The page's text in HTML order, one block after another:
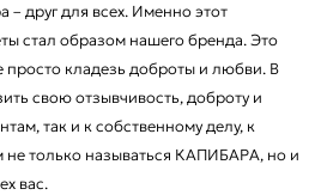
друг для всех. Именно этот
стал образом нашего бренда. Это
кладезь доброты и любви. В
свою отзывчивость, доброту и
так и к собственному делу, к
только называться КАПИБАРА, но и
вас.